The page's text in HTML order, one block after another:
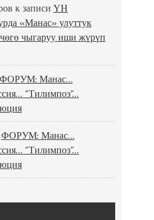
к записи ҮН
«Манас» улуттук
чыгаруу иши жүрүп
ФОРУМ: Манас…
“Тилимпоз”…
ФОРУМ: Манас…
“Тилимпоз”…